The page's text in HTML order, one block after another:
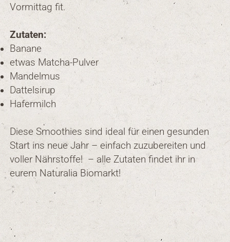
Vormittag fit.
Zutaten:
Banane
etwas Matcha-Pulver
Mandelmus
Dattelsirup
Hafermilch
Diese Smoothies sind ideal für einen gesunden
Start ins neue Jahr – einfach zuzubereiten und
voller Nährstoffe! – alle Zutaten findet ihr in
eurem Naturalia Biomarkt!